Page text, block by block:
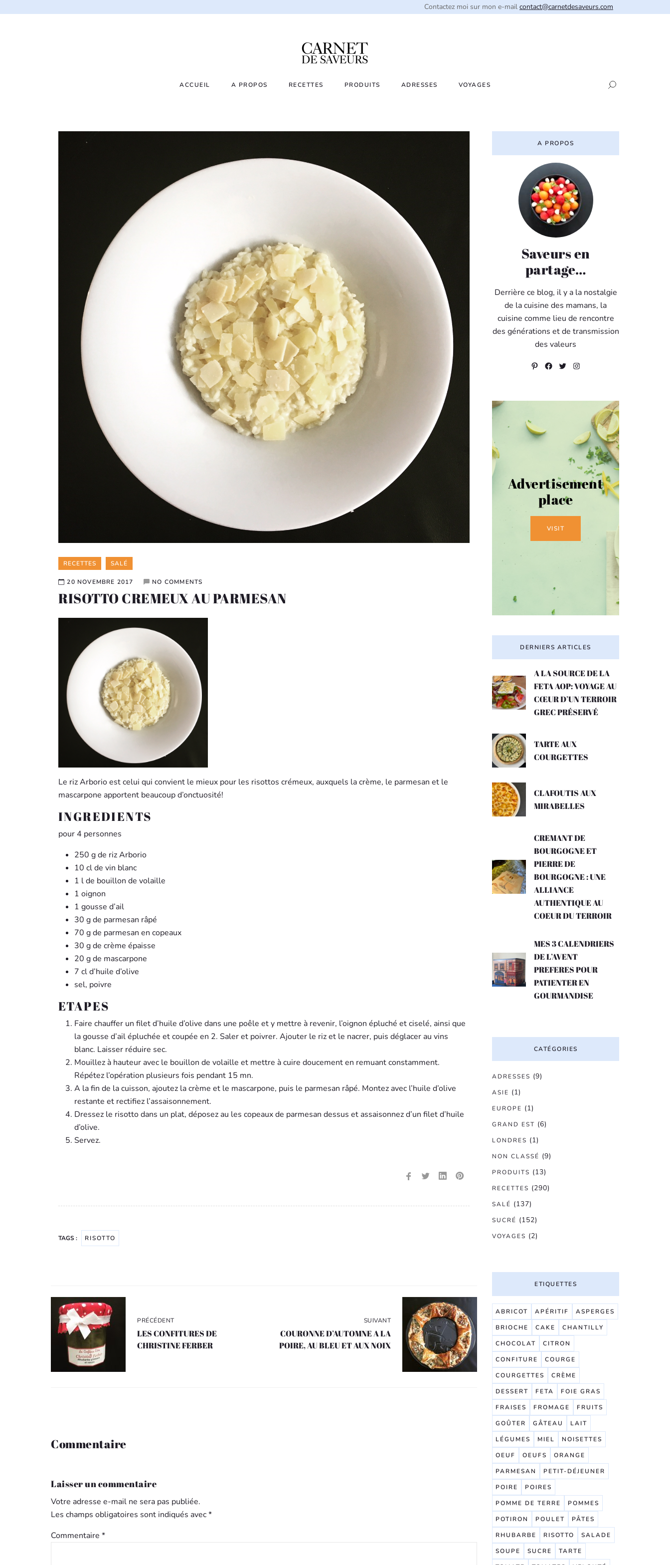
Contactez moi sur mon e-mail contact@carnetdesaveurs.com
ACCUEIL A PROPOS RECETTES PRODUITS ADRESSES VOYAGES
Categories
RECETTES SALÉ
20 NOVEMBRE 2017 NO COMMENTS
RISOTTO CREMEUX AU PARMESAN
Le riz Arborio est celui qui convient le mieux pour les risottos crémeux, auxquels la crème, le parmesan et le
mascarpone apportent beaucoup d’onctuosité!
INGREDIENTS
pour 4 personnes
250 g de riz Arborio
10 cl de vin blanc
1 l de bouillon de volaille
1 oignon
1 gousse d’ail
30 g de parmesan râpé
70 g de parmesan en copeaux
30 g de crème épaisse
20 g de mascarpone
7 cl d’huile d’olive
sel, poivre
ETAPES
Faire chauffer un filet d’huile d’olive dans une poêle et y mettre à revenir, l’oignon épluché et ciselé, ainsi que
la gousse d’ail épluchée et coupée en 2. Saler et poivrer. Ajouter le riz et le nacrer, puis déglacer au vins
blanc. Laisser réduire sec.
Mouillez à hauteur avec le bouillon de volaille et mettre à cuire doucement en remuant constamment.
Répétez l’opération plusieurs fois pendant 15 mn.
A la fin de la cuisson, ajoutez la crème et le mascarpone, puis le parmesan râpé. Montez avec l’huile d’olive
restante et rectifiez l’assaisonnement.
Dressez le risotto dans un plat, déposez au les copeaux de parmesan dessus et assaisonnez d’un filet d’huile
d’olive.
Servez.
TAGS : RISOTTO
Navigation
de
l’article
PRÉCÉDENT
LES CONFITURES DE
CHRISTINE FERBER
SUIVANT
COURONNE D’AUTOMNE A LA
POIRE, AU BLEU ET AUX NOIX
Commentaire
Laisser un commentaire
Votre adresse e-mail ne sera pas publiée.
Les champs obligatoires sont indiqués avec*
Commentaire *
A PROPOS
Saveurs en
partage…
Derrière ce blog, il y a la nostalgie
de la cuisine des mamans, la
cuisine comme lieu de rencontre
des générations et de transmission
des valeurs
Pinterest
Facebook
TwitterInstagram
Advertisement
place
VISIT
DERNIERS ARTICLES
A LA SOURCE DE LA
FETA AOP: VOYAGE AU
CŒUR D’UN TERROIR
GREC PRÉSERVÉ
TARTE AUX
COURGETTES
CLAFOUTIS AUX
MIRABELLES
CREMANT DE
BOURGOGNE ET
PIERRE DE
BOURGOGNE : UNE
ALLIANCE
AUTHENTIQUE AU
COEUR DU TERROIR
MES 3 CALENDRIERS
DE L’AVENT
PREFERES POUR
PATIENTER EN
GOURMANDISE
CATÉGORIES
ADRESSES (9)
ASIE (1)
EUROPE (1)
GRAND EST (6)
LONDRES (1)
NON CLASSÉ (9)
PRODUITS (13)
RECETTES (290)
SALÉ (137)
SUCRÉ (152)
VOYAGES (2)
ETIQUETTES
ABRICOT APÉRITIF
ASPERGES
BRIOCHE
CAKE
CHANTILLY
CHOCOLAT
CITRON
CONFITURE
COURGE
COURGETTES
CRÈME
DESSERT
FETA
FOIE GRAS
FRAISES
FROMAGE
FRUITS
GOÛTER
GÂTEAU
LAIT
LÉGUMES
MIEL
NOISETTES
OEUF
OEUFS
ORANGE
PARMESAN
PETIT-DÉJEUNER
POIRE
POIRES
POMME DE TERRE
POMMES
POTIRON
POULET
PÂTES
RHUBARBE
RISOTTO
SALADE
SOUPE
SUCRE
TARTE